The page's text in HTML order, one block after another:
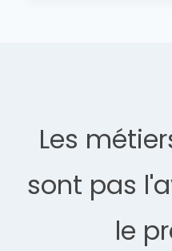
Les
sont pas
le